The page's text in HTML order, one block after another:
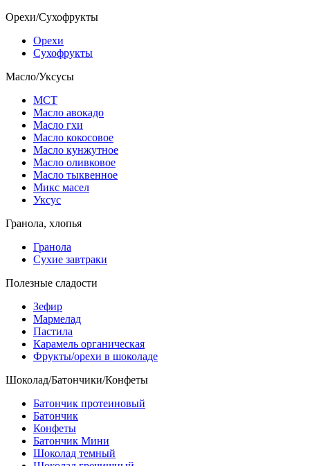
Орехи/Сухофрукты
Орехи
Сухофрукты
Масло/Уксусы
МСТ
Масло авокадо
Масло гхи
Масло кокосовое
Масло кунжутное
Масло оливковое
Масло тыквенное
Микс масел
Уксус
Гранола, хлопья
Гранола
Сухие завтраки
Полезные сладости
Зефир
Мармелад
Пастила
Карамель органическая
Фрукты/орехи в шоколаде
Шоколад/Батончики/Конфеты
Батончик протеиновый
Батончик
Конфеты
Батончик Мини
Шоколад темный